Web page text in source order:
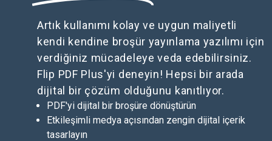
Artık kullanımı kolay ve uygun maliyetli
kendi kendine broşür yayınlama yazılımı için
verdiğiniz mücadeleye veda edebilirsiniz.
Flip PDF Plus'yi deneyin! Hepsi bir arada
dijital bir çözüm olduğunu kanıtlıyor.
PDF'yi dijital bir broşüre dönüştürün
Etkileşimli medya açısından zengin dijital içerik
tasarlayın